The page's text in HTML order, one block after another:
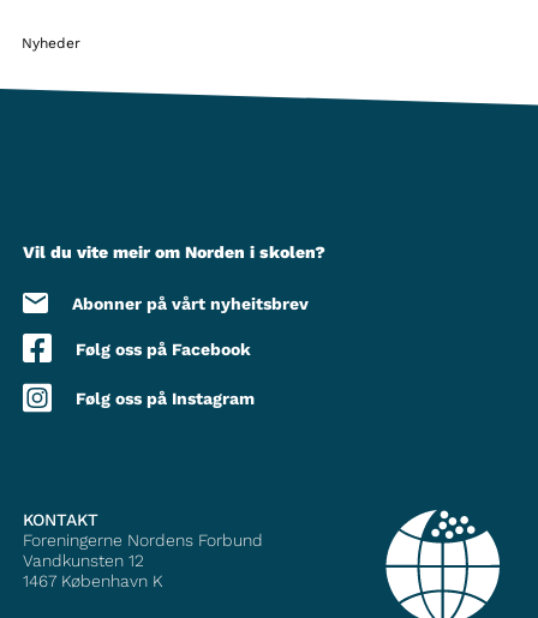
Nyheder
Vil du vite meir om Norden i skolen?
Abonner på vårt nyheitsbrev
Følg oss på Facebook
Følg oss på Instagram
KONTAKT
Foreningerne Nordens Forbund
Vandkunsten 12
1467 København K